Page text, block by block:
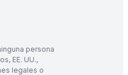
persona
EE. UU.,
legales o